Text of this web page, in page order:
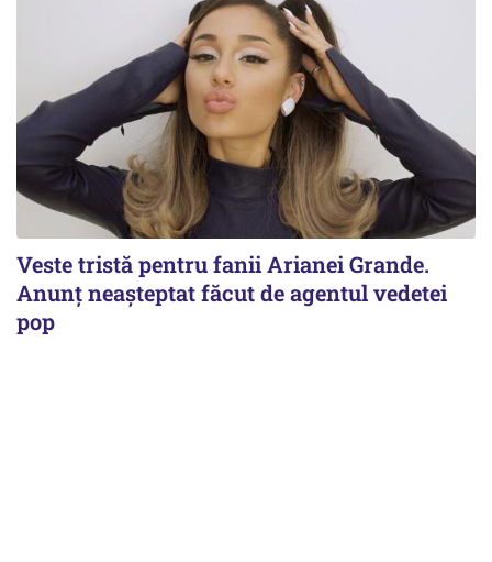
Veste tristă pentru fanii Arianei Grande.
Anunț neașteptat făcut de agentul vedetei
pop